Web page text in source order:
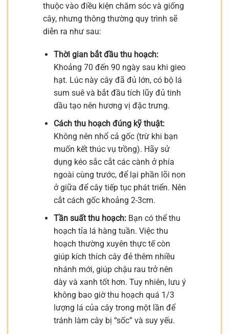
thuộc vào điều kiện chăm sóc và giống
cây, nhưng thông thường quy trình sẽ
diễn ra như sau:
Thời gian bắt đầu thu hoạch:
Khoảng 70 đến 90 ngày sau khi gieo
hạt. Lúc này cây đã đủ lớn, có bộ lá
sum suê và bắt đầu tích lũy đủ tinh
dầu tạo nên hương vị đặc trưng.
Cách thu hoạch đúng kỹ thuật:
Không nên nhổ cả gốc (trừ khi bạn
muốn kết thúc vụ trồng). Hãy sử
dụng kéo sắc cắt các cành ở phía
ngoài cùng trước, để lại phần lõi non
ở giữa để cây tiếp tục phát triển. Nên
cắt cách gốc khoảng 2-3cm.
Tần suất thu hoạch:Bạn có thể thu
hoạch tỉa lá hàng tuần. Việc thu
hoạch thường xuyên thực tế còn
giúp kích thích cây đẻ thêm nhiều
nhánh mới, giúp chậu rau trở nên
dày và xanh tốt hơn. Tuy nhiên, lưu ý
không bao giờ thu hoạch quá 1/3
lượng lá của cây trong một lần để
tránh làm cây bị “sốc” và suy yếu.